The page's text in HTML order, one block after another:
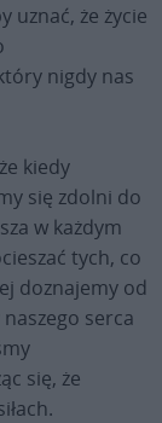
uznać, że życie
nigdy nas
kiedy
się zdolni do
w każdym
tych, co
doznajemy od
serca
się, że